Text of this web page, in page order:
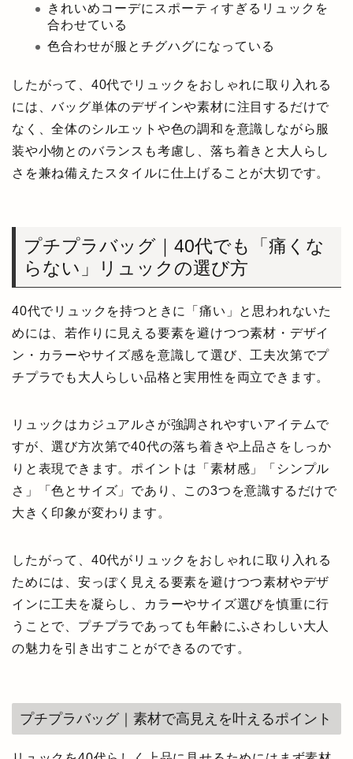
きれいめコーデにスポーティすぎるリュックを
合わせている
色合わせが服とチグハグになっている
したがって、40代でリュックをおしゃれに取り入れる
には、バッグ単体のデザインや素材に注目するだけで
なく、全体のシルエットや色の調和を意識しながら服
装や小物とのバランスも考慮し、落ち着きと大人らし
さを兼ね備えたスタイルに仕上げることが大切です。
プチプラバッグ｜40代でも「痛くな
らない」リュックの選び方
40代でリュックを持つときに「痛い」と思われないた
めには、若作りに見える要素を避けつつ素材・デザイ
ン・カラーやサイズ感を意識して選び、工夫次第でプ
チプラでも大人らしい品格と実用性を両立できます。
リュックはカジュアルさが強調されやすいアイテムで
すが、選び方次第で40代の落ち着きや上品さをしっか
りと表現できます。ポイントは「素材感」「シンプル
さ」「色とサイズ」であり、この3つを意識するだけで
大きく印象が変わります。
したがって、40代がリュックをおしゃれに取り入れる
ためには、安っぽく見える要素を避けつつ素材やデザ
インに工夫を凝らし、カラーやサイズ選びを慎重に行
うことで、プチプラであっても年齢にふさわしい大人
の魅力を引き出すことができるのです。
プチプラバッグ｜素材で高見えを叶えるポイント